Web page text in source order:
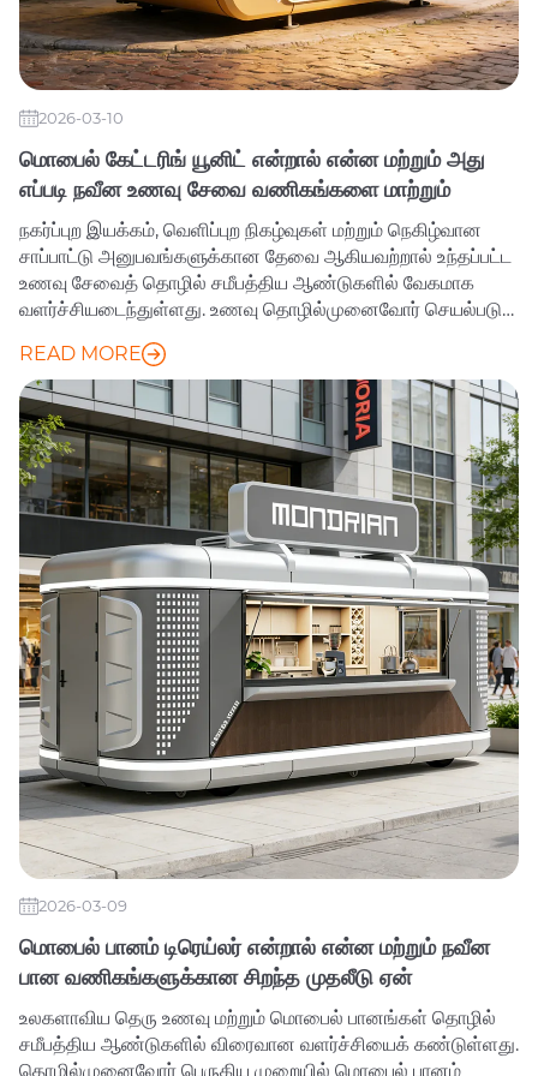
2026-03-10
மொபைல் கேட்டரிங் யூனிட் என்றால் என்ன மற்றும் அது
எப்படி நவீன உணவு சேவை வணிகங்களை மாற்றும்
நகர்ப்புற இயக்கம், வெளிப்புற நிகழ்வுகள் மற்றும் நெகிழ்வான
சாப்பாட்டு அனுபவங்களுக்கான தேவை ஆகியவற்றால் உந்தப்பட்ட
உணவு சேவைத் தொழில் சமீபத்திய ஆண்டுகளில் வேகமாக
வளர்ச்சியடைந்துள்ளது. உணவு தொழில்முனைவோர் செயல்படும்
யூனிட் ஆகும். இந்த பல்துறை மொபைல் சமையலறைகள்,
திருவிழாக்கள் மற்றும் கட்டுமான தளங்கள் முதல் விளையாட்டு
அரங்கங்கள் மற்றும் கார்ப்பரேட் நிகழ்வுகள் வரை எந்த இடத்திலும்
உயர்தர உணவை வழங்க வணிகங்களை அனுமதிக்கின்றன.
READ MORE
2026-03-09
மொபைல் பானம் டிரெய்லர் என்றால் என்ன மற்றும் நவீன
பான வணிகங்களுக்கான சிறந்த முதலீடு ஏன்
உலகளாவிய தெரு உணவு மற்றும் மொபைல் பானங்கள் தொழில்
சமீபத்திய ஆண்டுகளில் விரைவான வளர்ச்சியைக் கண்டுள்ளது.
தொழில்முனைவோர் பெருகிய முறையில் மொபைல் பானம்